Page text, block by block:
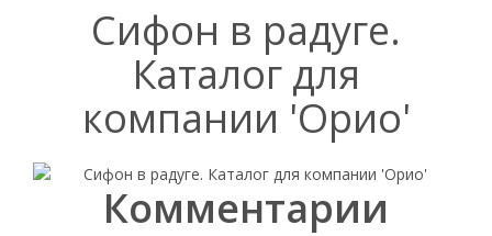
Сифон в радуге.
Каталог для
компании 'Орио'
Комментарии